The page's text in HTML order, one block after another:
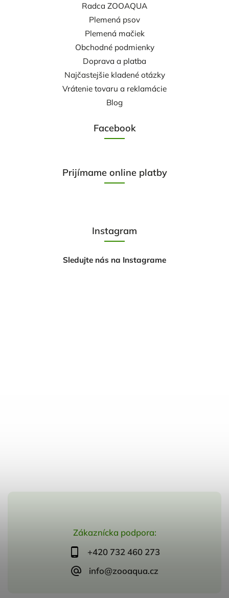
Zákaznícka podpora:
+420 732 460 273
info@zooaqua.cz
Radca ZOOAQUA
Plemená psov
Plemená mačiek
Obchodné podmienky
Doprava a platba
Najčastejšie kladené otázky
Vrátenie tovaru a reklamácie
Blog
Facebook
Prijímame online platby
Instagram
Sledujte nás na Instagrame